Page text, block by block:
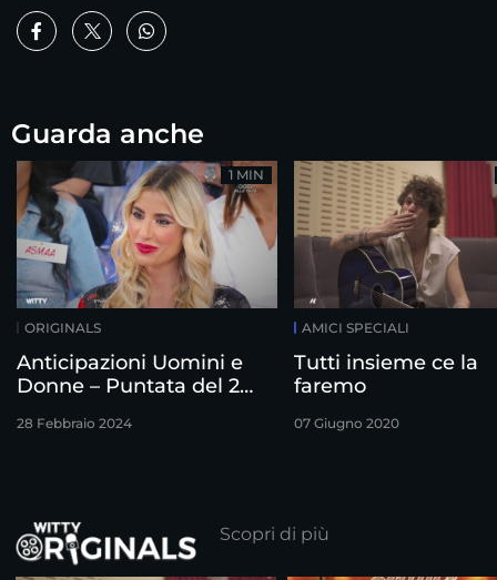
Guarda anche
ORIGINALS
Anticipazioni Uomini e
Donne – Puntata del 28
28 Febbraio 2024
1 MIN
AMICI SPECIALI
Tutti insieme ce la
faremo
07 Giugno 2020
Scopri di più